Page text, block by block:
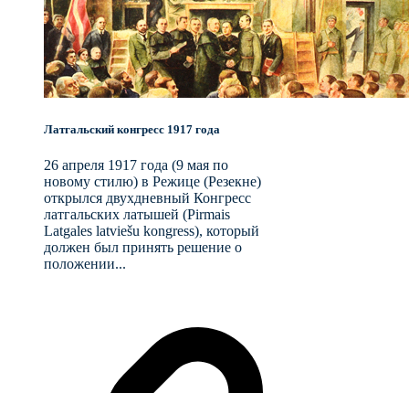
Латгальский конгресс 1917 года
26 апреля 1917 года (9 мая по
новому стилю) в Режице (Резекне)
открылся двухдневный Конгресс
латгальских латышей (Pirmais
Latgales latviešu kongress), который
должен был принять решение о
положении...